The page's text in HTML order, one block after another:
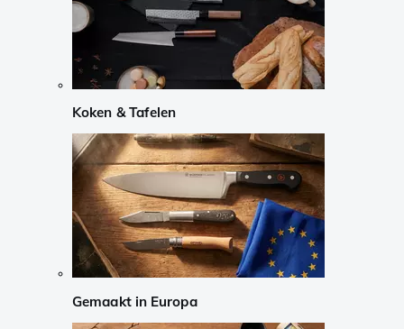
Koken & Tafelen
Gemaakt in Europa